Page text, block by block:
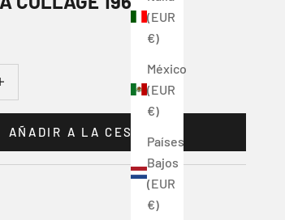
(EUR
€)
México
(EUR
€)
Países
Bajos
(EUR
€)
AÑADIR A LA CESTA